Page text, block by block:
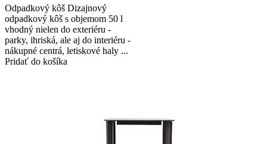
Odpadkový kôš Dizajnový
odpadkový kôš s objemom 50 l
vhodný nielen do exteriéru -
parky, ihriská, ale aj do interiéru -
nákupné centrá, letiskové haly ...
Pridať do košíka